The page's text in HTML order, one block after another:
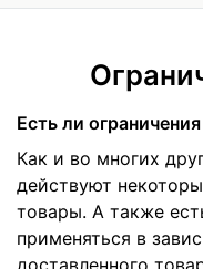
Есть ли
Как и во многих
действуют
товары. А также
применяться в